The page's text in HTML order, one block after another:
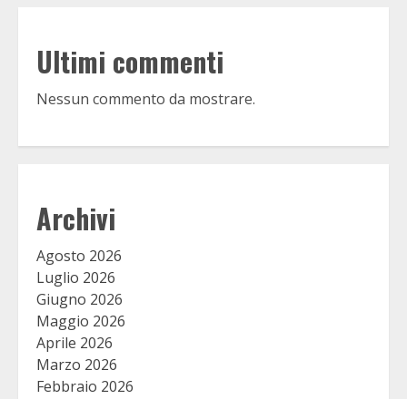
Ultimi commenti
Nessun commento da mostrare.
Archivi
Agosto 2026
Luglio 2026
Giugno 2026
Maggio 2026
Aprile 2026
Marzo 2026
Febbraio 2026